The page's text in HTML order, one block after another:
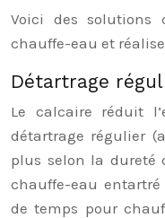
Voici des solutions
chauffe-eau et
Détartrage
Le calcaire réduit
détartrage régulier
plus selon la dureté
chauffe-eau entartré
de temps pour